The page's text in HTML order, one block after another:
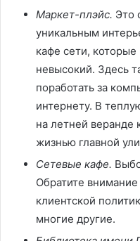
Маркет-плэйс. Это
уникальным
кафе сети,
невысокий. Здесь
поработать за
интернету. В
на летней веранде
жизнью главной
Сетевые кафе.
Обратите
клиентской
многие другие.